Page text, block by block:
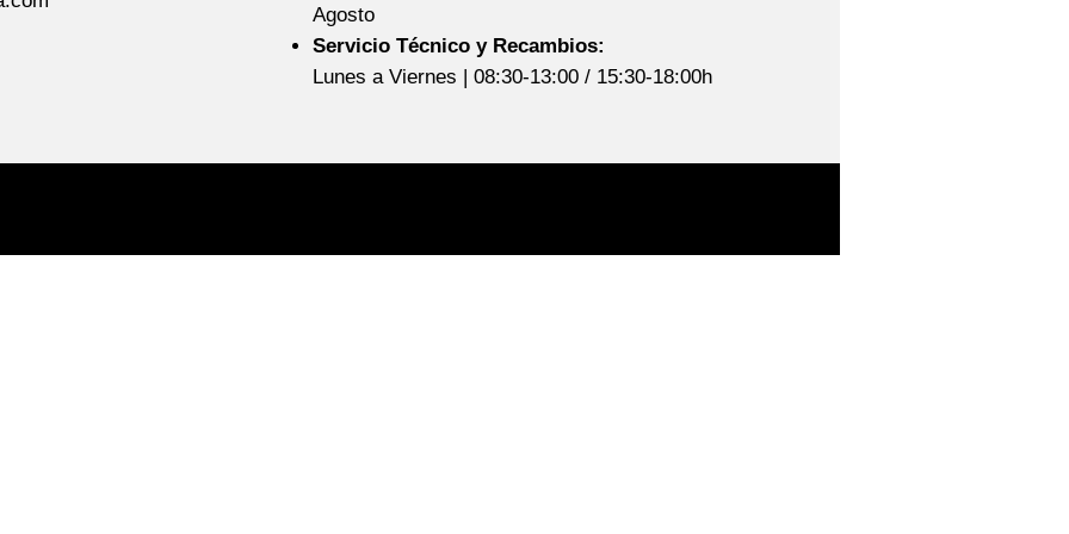
Agosto
Servicio Técnico y Recambios:
Lunes a Viernes | 08:30-13:00 / 15:30-18:00h